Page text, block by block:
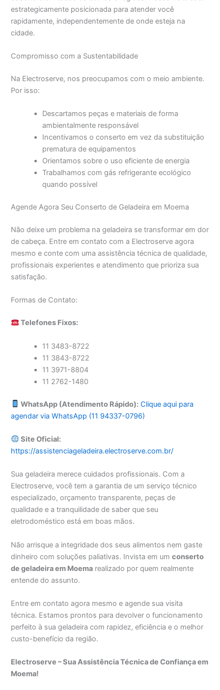
estrategicamente posicionada para atender você
rapidamente, independentemente de onde esteja na
cidade.
Compromisso com a Sustentabilidade
Na Electroserve, nos preocupamos com o meio ambiente.
Por isso:
Descartamos peças e materiais de forma
ambientalmente responsável
Incentivamos o conserto em vez da substituição
prematura de equipamentos
Orientamos sobre o uso eficiente de energia
Trabalhamos com gás refrigerante ecológico
quando possível
Agende Agora Seu Conserto de Geladeira em Moema
Não deixe um problema na geladeira se transformar em dor
de cabeça. Entre em contato com a Electroserve agora
mesmo e conte com uma assistência técnica de qualidade,
profissionais experientes e atendimento que prioriza sua
satisfação.
Formas de Contato:
Telefones Fixos:
11 3483-8722
11 3843-8722
11 3971-8804
11 2762-1480
WhatsApp (Atendimento Rápido): Clique aqui para
agendar via WhatsApp (11 94337-0796)
Site Oficial:
https://assistenciageladeira.electroserve.com.br/
Sua geladeira merece cuidados profissionais. Com a
Electroserve, você tem a garantia de um serviço técnico
especializado, orçamento transparente, peças de
qualidade e a tranquilidade de saber que seu
eletrodoméstico está em boas mãos.
Não arrisque a integridade dos seus alimentos nem gaste
dinheiro com soluções paliativas. Invista em umconserto
de geladeira em Moema realizado por quem realmente
entende do assunto.
Entre em contato agora mesmo e agende sua visita
técnica. Estamos prontos para devolver o funcionamento
perfeito à sua geladeira com rapidez, eficiência e o melhor
custo-benefício da região.
Electroserve – Sua Assistência Técnica de Confiança em
Moema!